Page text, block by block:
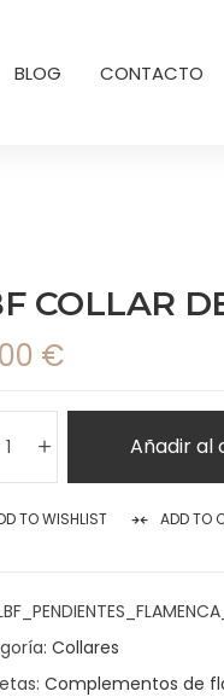
BLOG CONTACTO
COLLAR
€
Añadir al
TO WISHLIST ADD TO
Collares
Complementos de